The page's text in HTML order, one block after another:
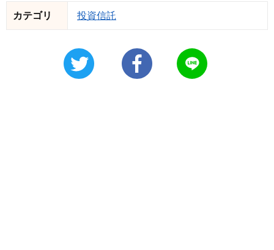
カテゴリ 投資信託